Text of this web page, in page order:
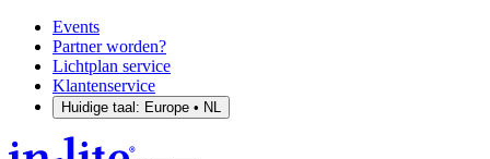
Events
Partner worden?
Lichtplan service
Klantenservice
Huidige taal: Europe • NL